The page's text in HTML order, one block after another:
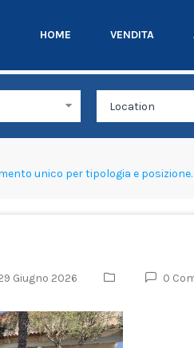
HOME VENDITA
unico per tipologia e
Giugno 2026 0